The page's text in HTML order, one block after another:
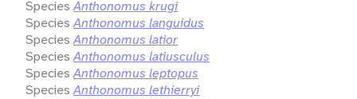
Species Anthonomus krugi
Species Anthonomus languidus
Species Anthonomus latior
Species Anthonomus latiusculus
Species Anthonomus leptopus
Species Anthonomus lethierryi